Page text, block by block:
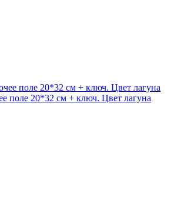
поле 20*32 см + ключ. Цвет лагуна